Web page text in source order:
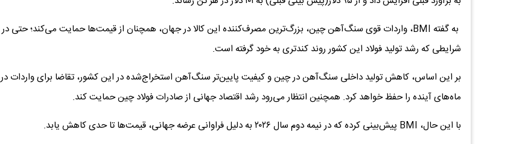
به گفته BMI، واردات قوی سنگ‌آهن چین، بزرگ‌ترین مصرف‌کننده این کالا در جهان، همچنان از قیمت‌ها حمایت می‌کند؛ حتی در
شرایطی که رشد تولید فولاد این کشور روند کندتری به خود گرفته است.
بر این اساس، کاهش تولید داخلی سنگ‌آهن در چین و کیفیت پایین‌تر سنگ‌آهن استخراج‌شده در این کشور، تقاضا برای واردات در
ماه‌های آینده را حفظ خواهد کرد. همچنین انتظار می‌رود رشد اقتصاد جهانی از صادرات فولاد چین حمایت کند.
با این حال، BMI پیش‌بینی کرده که در نیمه دوم سال ۲۰۲۶ به دلیل فراوانی عرضه جهانی، قیمت‌ها تا حدی کاهش یابد.